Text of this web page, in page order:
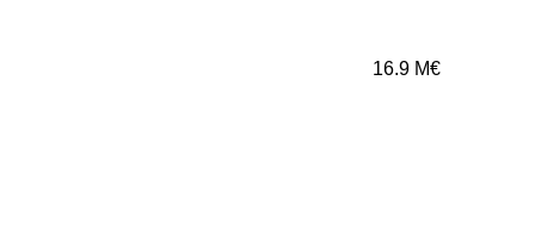
16.9 M€